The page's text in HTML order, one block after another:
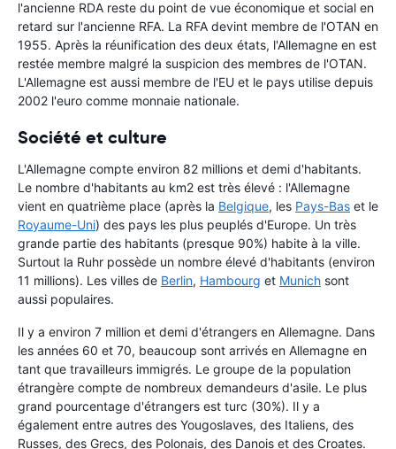
l'ancienne RDA reste du point de vue économique et social en
retard sur l'ancienne RFA. La RFA devint membre de l'OTAN en
1955. Après la réunification des deux états, l'Allemagne en est
restée membre malgré la suspicion des membres de l'OTAN.
L'Allemagne est aussi membre de l'EU et le pays utilise depuis
2002 l'euro comme monnaie nationale.
Société et culture
L'Allemagne compte environ 82 millions et demi d'habitants.
Le nombre d'habitants au km2 est très élevé : l'Allemagne
vient en quatrième place (après la Belgique, les Pays-Bas et le
Royaume-Uni) des pays les plus peuplés d'Europe. Un très
grande partie des habitants (presque 90%) habite à la ville.
Surtout la Ruhr possède un nombre élevé d'habitants (environ
11 millions). Les villes de Berlin, Hambourg et Munich sont
aussi populaires.
Il y a environ 7 million et demi d'étrangers en Allemagne. Dans
les années 60 et 70, beaucoup sont arrivés en Allemagne en
tant que travailleurs immigrés. Le groupe de la population
étrangère compte de nombreux demandeurs d'asile. Le plus
grand pourcentage d'étrangers est turc (30%). Il y a
également entre autres des Yougoslaves, des Italiens, des
Russes, des Grecs, des Polonais, des Danois et des Croates.